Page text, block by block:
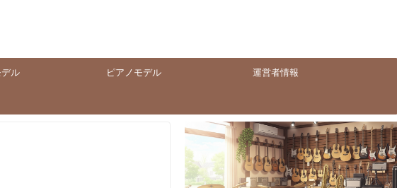
ル ピアノモデル 運営者情報